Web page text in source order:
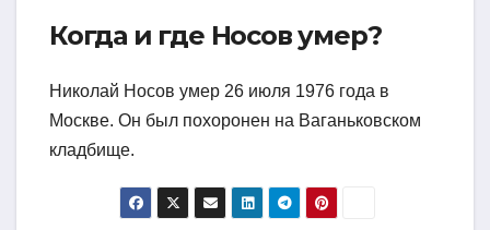
Когда и где Носов умер?
Николай Носов умер 26 июля 1976 года в
Москве. Он был похоронен на Ваганьковском
кладбище.